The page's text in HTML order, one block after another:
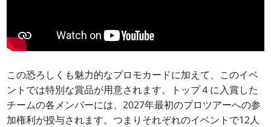
この恐ろしくも魅力的なプロモカードに加えて、このイベ
ントでは特別な賞品が用意されます。トップ４に入賞した
チームの各メンバーには、2027年最初のプロツアーへの参
加権利が授与されます。つまりそれぞれのイベントで12人